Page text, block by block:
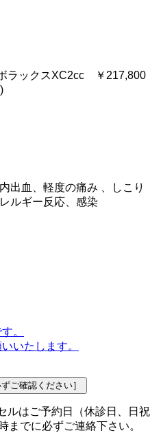
ラックスXC2cc ￥217,800
出血、軽度の痛み 、しこり
ルギー反応、感染
。
いたします。
ご確認ください］
ルはご予約日（休診日、日祝
までに必ずご連絡下さい。